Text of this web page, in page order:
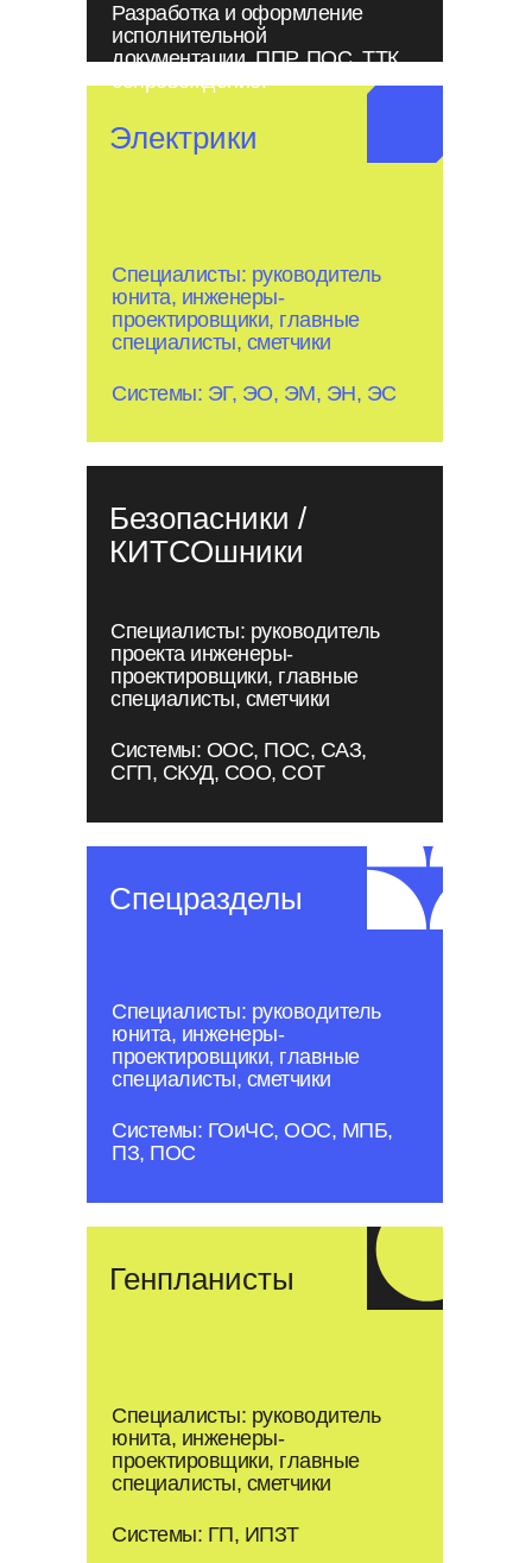
Безопасники /
КИТСОшники
Специалисты: руководитель
проекта инженеры-
проектировщики, главные
специалисты, сметчики
Системы: ООС, ПОС, САЗ,
СГП, СКУД, СОО, СОТ
Электрики
Специалисты: руководитель
юнита, инженеры-
проектировщики, главные
специалисты, сметчики
Системы: ЭГ, ЭО, ЭМ, ЭН, ЭС
Спецразделы
Специалисты: руководитель
юнита, инженеры-
проектировщики, главные
специалисты, сметчики
Генпланисты
Специалисты: руководитель
юнита, инженеры-
проектировщики, главные
специалисты, сметчики
Системы: ГП, ИПЗТ
Системы: ГОиЧС, ООС, МПБ,
ПЗ, ПОС
Разработка и оформление
исполнительной
документации, ППР, ПОС, ТТК,
сопровождение.